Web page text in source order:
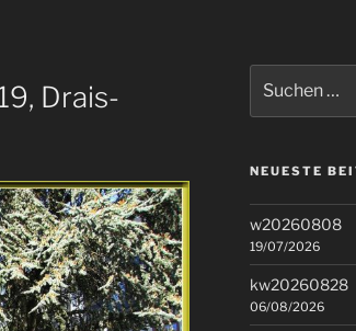
Drais-
nach:
NEUESTE
w20260808
19/07/2026
kw20260828
06/08/2026